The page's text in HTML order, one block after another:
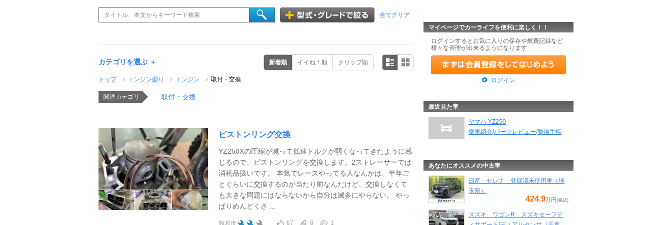
全てクリア
カテゴリを選ぶ ＋ 新着順 イイね！順 クリップ順
トップ エンジン廻り エンジン 取付・交換
関連カテゴリ 取付・交換
ピストンリング交換
YZ250Xの圧縮が減って低速トルクが弱くなってきたように感
じるので、ピストンリングを交換します。2ストレーサーでは
消耗品扱いです。 本気でレースやってる人なんかは、半年ご
とぐらいに交換するのが当たり前なんだけど、交換しなくて
も大きな問題にはならないから自分は滅多にやらない。 やっ
ぱりめんどくさ ...
難易度 67 0 1
マイページでカーライフを便利に楽しく！！
ログインするとお気に入りの保存や燃費記録など
様々な管理が出来るようになります
ログイン
最近見た車
ヤマハ YZ250
愛車紹介/パーツレビュー/整備手帳
あなたにオススメの中古車
日産 セレナ 登録済未使用車（埼
玉県）
424.9万円 (税込)
スズキ ワゴンR スズキセーフテ